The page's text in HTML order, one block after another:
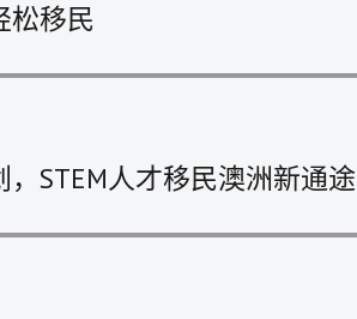
松移民
STEM人才移民澳洲新通途